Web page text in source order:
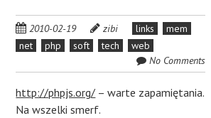
2010-02-19 zibi links
mem
net
php soft tech
web
No Comments
http://phpjs.org/ – warte zapamiętania.
Na wszelki smerf.